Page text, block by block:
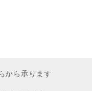
から承ります